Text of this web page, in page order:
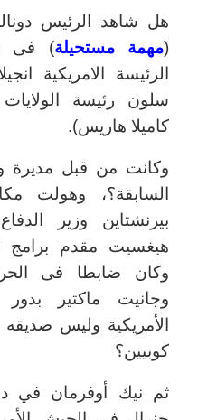
هل شاهد الرئيس
(مهمة مستحيلة) فى
الرئيسة الامريكية
سلون رئيسة
كاميلا هاريس).
وكانت من قبل مديرة
السابقة؟، وهولت
بيرنشتاين وزير
هيغسيت مقدم
وكان ضابطا فى
وجانيت ماكتير بدور
الأمريكية وليس صديقه
كوبيين؟
ثم نيك أوفرمان في